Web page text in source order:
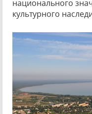
национального
культурного